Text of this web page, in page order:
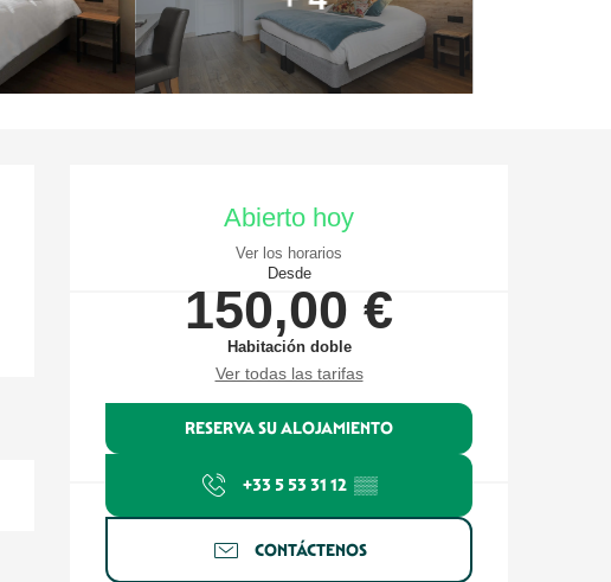
Horarios y datos de contacto
Abierto hoy
Ver los horarios
Desde
150,00 €
Habitación doble
Ver todas las tarifas
RESERVA SU ALOJAMIENTO
+33 5 53 31 12 ▒▒
CONTÁCTENOS